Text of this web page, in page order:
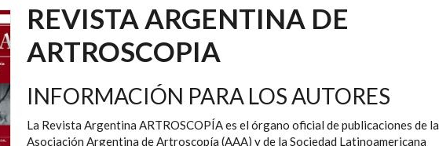
REVISTA ARGENTINA DE
ARTROSCOPIA
INFORMACIÓN PARA LOS AUTORES
La Revista Argentina ARTROSCOPÍA es el órgano oficial de publicaciones de la
Asociación Argentina de Artroscopía (AAA) y de la Sociedad Latinoamericana